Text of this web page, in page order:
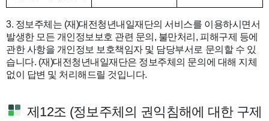
3. 정보주체는 (재)대전청년내일재단의 서비스를 이용하시면서
발생한 모든 개인정보보호 관련 문의, 불만처리, 피해구제 등에
관한 사항을 개인정보 보호책임자 및 담당부서로 문의할 수 있
습니다. (재)대전청년내일재단은 정보주체의 문의에 대해 지체
없이 답변 및 처리해드릴 것입니다.
제12조 (정보주체의 권익침해에 대한 구제